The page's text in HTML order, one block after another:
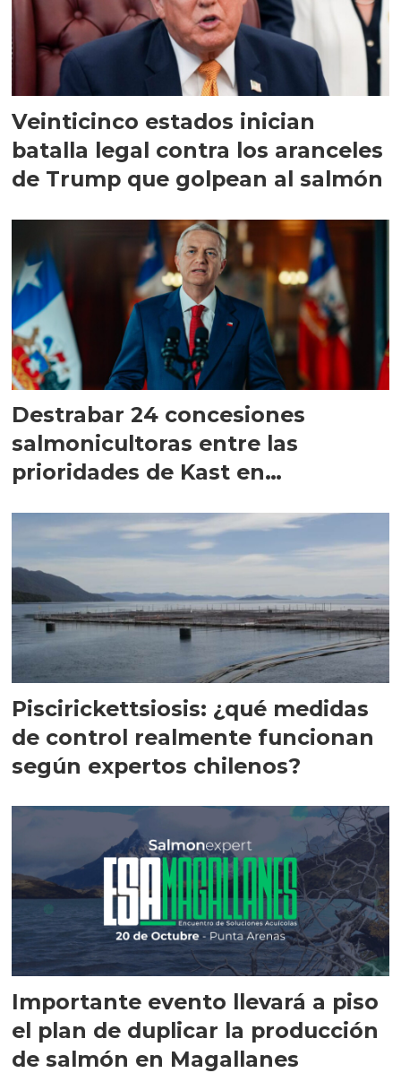
Veinticinco estados inician
batalla legal contra los aranceles
de Trump que golpean al salmón
Destrabar 24 concesiones
salmonicultoras entre las
prioridades de Kast en
Piscirickettsiosis: ¿qué medidas
de control realmente funcionan
según expertos chilenos?
Importante evento llevará a piso
el plan de duplicar la producción
de salmón en Magallanes